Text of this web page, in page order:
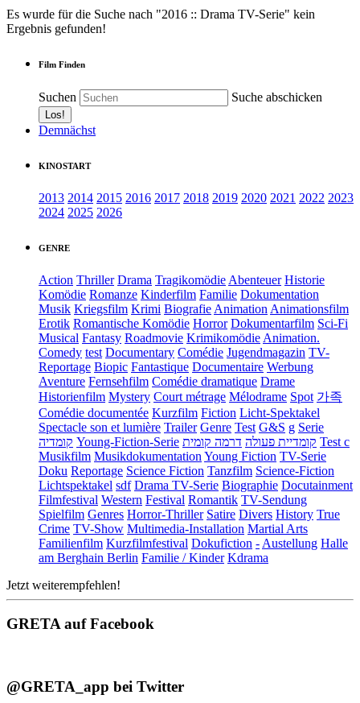
Es wurde für die Suche nach "2016 :: Drama TV-Serie" kein
Ergebnis gefunden!
Film Finden
Suchen Suche abschicken
Demnächst
KINOSTART
2013 2014 2015 2016 2017 2018 2019 2020 2021 2022 2023
2024 2025 2026
GENRE
Action Thriller Drama Tragikomödie Abenteuer Historie
Komödie Romanze Kinderfilm Familie Dokumentation
Musik Kriegsfilm Krimi Biografie Animation Animationsfilm
Erotik Romantische Komödie Horror Dokumentarfilm Sci-Fi
Musical Fantasy Roadmovie Krimikomödie Animation.
Comedy test Documentary Comédie Jugendmagazin TV-
Reportage Biopic Fantastique Documentaire Werbung
Aventure Fernsehfilm Comédie dramatique Drame
Historienfilm Mystery Court métrage Mélodrame Spot 가족
Comédie documentée Kurzfilm Fiction Licht-Spektakel
Spectacle son et lumière Trailer Genre Test G&S g Serie
קומדיה Young-Fiction-Serie קומדיית פעולה דרמה קומית
Test c
Musikfilm Musikdokumentation Young Fiction TV-Serie
Doku Reportage Science Fiction Tanzfilm Science-Fiction
Lichtspektakel sdf Drama TV-Serie Biographie Docutainment
Filmfestival Western Festival Romantik TV-Sendung
Spielfilm Genres Horror-Thriller Satire Divers History True
Crime TV-Show Multimedia-Installation Martial Arts
Familienfilm Kurzfilmfestival Dokufiction - Austellung Halle
am Berghain Berlin Familie / Kinder Kdrama
Jetzt weiterempfehlen!
GRETA auf Facebook
@GRETA_app bei Twitter